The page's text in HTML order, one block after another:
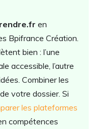
en
Bpifrance Création.
bien : l’une
accessible, l’autre
Combiner les
votre dossier. Si
les plateformes
compétences